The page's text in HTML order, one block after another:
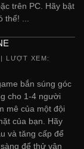
trên PC. Hãy bật
...
| LƯỢT XEM:
bắn súng góc
cho 1-4 người
mê của một đội
của bạn. Hãy
và tăng cấp để
để thử vận